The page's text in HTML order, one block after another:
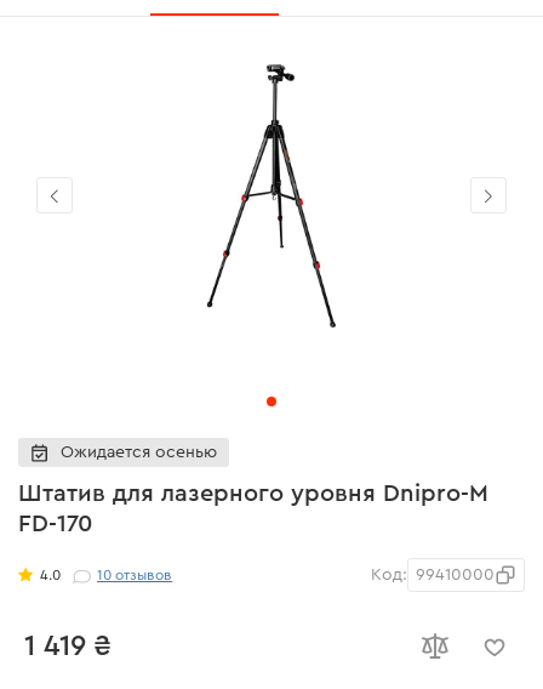
Штатив для лазерного уровня Dnipro-M
FD-170
4.0 10отзывов Код: 99410000
1 419 ₴
Ожидается осенью